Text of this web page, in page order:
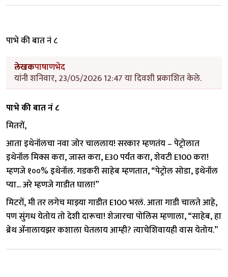
पाभे की बात नं ८
लेखकपाषाणभेद
यांनी शनिवार, 23/05/2026 12:47 या दिवशी प्रकाशित केले.
पाभे की बात नं ८
मितरों,
आता इथेनॉलचा नवा जोर चाललाय! सरकार म्हणतंय – पेट्रोलात
इथेनॉल मिक्स करा, जास्त करा, E30 पर्यंत करा, शेवटी E100 करा!
म्हणजे १००% इथेनॉल. गडकरी साहेब म्हणतात, “पेट्रोल सोडा, इथेनॉल
प्या... अरे म्हणजे गाडीत घाला!”
मिटरों, मी तर लगेच माझ्या गाडीत E100 भरलं. आता गाडी चालते आहे,
पण सुंगध येतोय तो देशी दारूचा! शेजारचा पोलिस म्हणाला, “साहेब, हा
ब्रेथ ॲनालायझर कशाला घेतलाय आम्ही? त्याचेशिवायही वास येतोय.”